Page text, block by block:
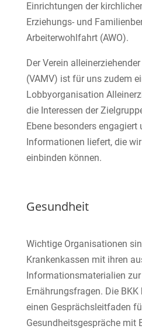
Einrichtungen der
Erziehungs- und
Arbeiterwohlfahrt (AWO).
Der Verein
(VAMV) ist für uns zudem
Lobbyorganisation
die Interessen der
Ebene besonders
Informationen liefert, die
einbinden können.
Gesundheit
Wichtige Organisationen
Krankenkassen mit ihren
Informationsmaterialien
Ernährungsfragen. Die
einen Gesprächsleitfaden
Gesundheitsgespräche mit